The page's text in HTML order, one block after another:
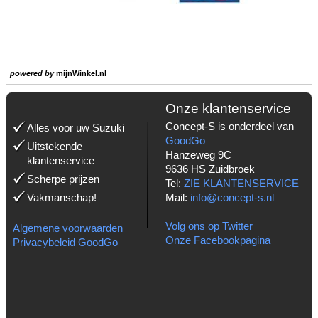
powered bymijnWinkel.nl
Alles voor uw Suzuki
Uitstekende
klantenservice
Scherpe prijzen
Vakmanschap!
Algemene voorwaarden
Privacybeleid GoodGo
Onze klantenservice
Concept-S is onderdeel van
GoodGo
Hanzeweg 9C
9636 HS Zuidbroek
Tel: ZIE KLANTENSERVICE
Mail: info@concept-s.nl
Volg ons op Twitter
Onze Facebookpagina